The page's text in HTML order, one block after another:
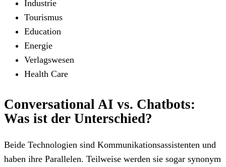
Industrie
Tourismus
Education
Energie
Verlagswesen
Health Care
Conversational AI vs. Chatbots:
Was ist der Unterschied?
Beide Technologien sind Kommunikationsassistenten und
haben ihre Parallelen. Teilweise werden sie sogar synonym